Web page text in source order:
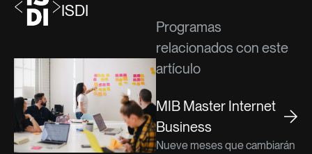
ISDI
Programas
relacionados con este
artículo
MIB Master Internet
Business
Nueve meses que cambiarán